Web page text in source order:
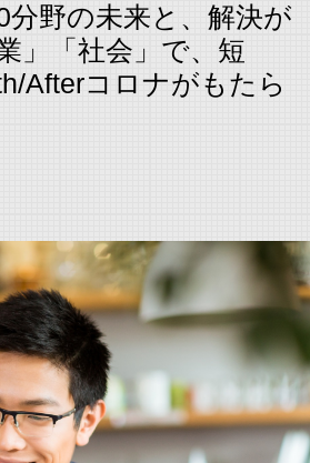
野の未来と、解決が
」「社会」で、短
Afterコロナがもたら